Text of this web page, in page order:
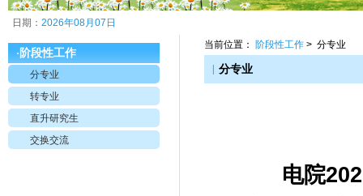
日期： 2026年08月07日
· 阶段性工作
分专业
转专业
直升研究生
交换交流
当前位置： 阶段性工作 > 分专业
分专业
电院